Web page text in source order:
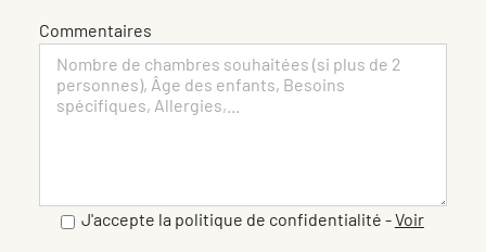
Commentaires
J'accepte la politique de confidentialité -Voir